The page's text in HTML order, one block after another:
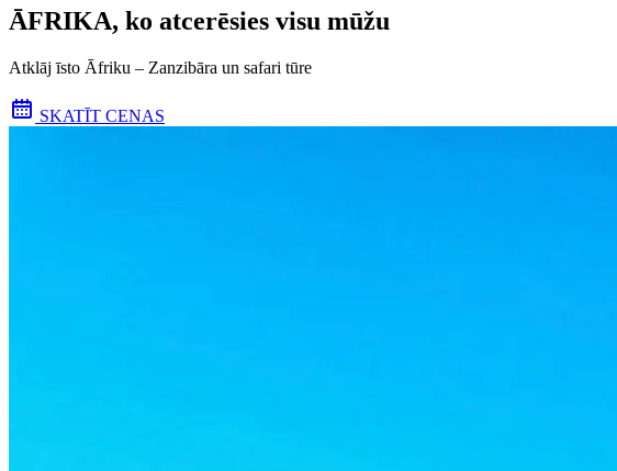
ĀFRIKA, ko atcerēsies visu mūžu
Atklāj īsto Āfriku – Zanzibāra un safari tūre
SKATĪT CENAS